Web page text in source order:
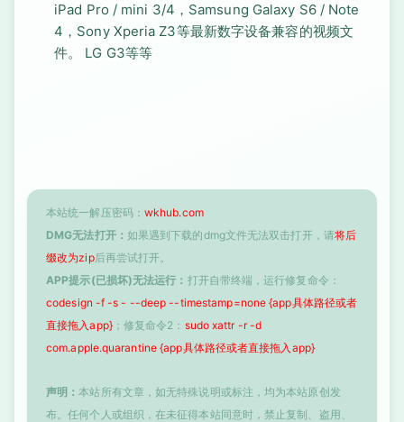
iPad Pro / mini 3/4，Samsung Galaxy S6 / Note
4，Sony Xperia Z3等最新数字设备兼容的视频文
件。 LG G3等等
本站统一解压密码： wkhub.com
DMG无法打开： 如果遇到下载的dmg文件无法双击打开，请将后
缀改为zip后再尝试打开。
APP提示(已损坏)无法运行： 打开自带终端，运行修复命令：
codesign -f -s - --deep --timestamp=none {app具体路径或者
直接拖入app}；修复命令2： sudo xattr -r -d
com.apple.quarantine {app具体路径或者直接拖入app}
声明：本站所有文章，如无特殊说明或标注，均为本站原创发
布。任何个人或组织，在未征得本站同意时，禁止复制、盗用、